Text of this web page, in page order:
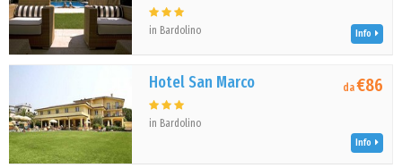
in Bardolino Info
Hotel San Marco
in Bardolino
da€86
Info